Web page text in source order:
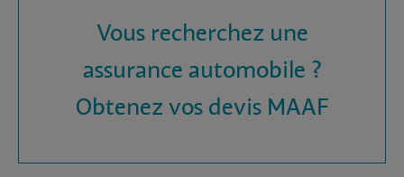
Vous recherchez une
assurance automobile ?
Obtenez vos devis MAAF